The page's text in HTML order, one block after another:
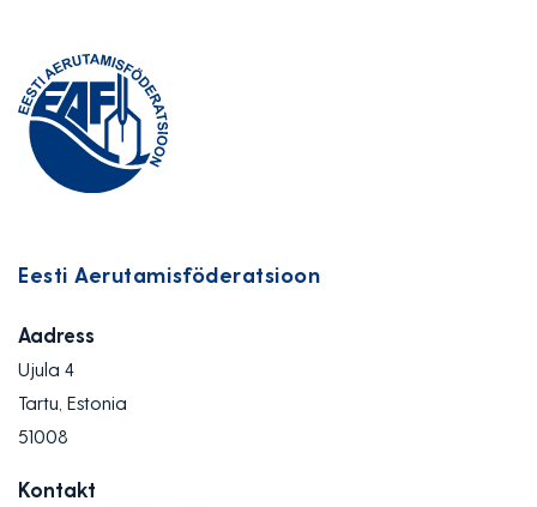
Eesti Aerutamisföderatsioon
Aadress
Ujula 4
Tartu, Estonia
51008
Kontakt